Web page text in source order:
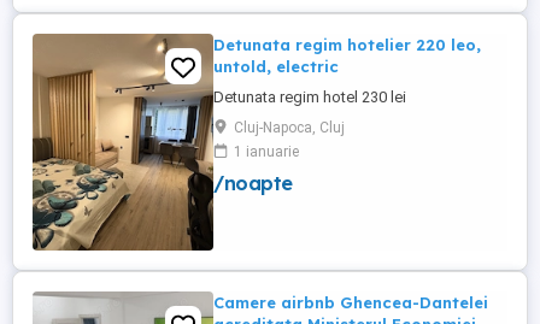
Detunata regim hotelier 220 leo,
untold, electric
Detunata regim hotel 230 lei
Cluj-Napoca, Cluj
1 ianuarie
/noapte
Camere airbnb Ghencea-Dantelei